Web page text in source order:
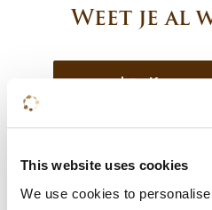
This website uses cookies
We use cookies to
Weet je al
Kamer
Tafel